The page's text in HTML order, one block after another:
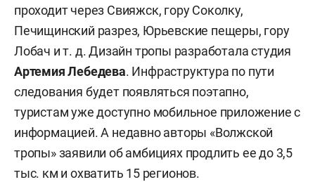
проходит через Свияжск, гору Соколку,
Печищинский разрез, Юрьевские пещеры, гору
Лобач и т. д. Дизайн тропы разработала студия
Артемия Лебедева. Инфраструктура по пути
следования будет появляться поэтапно,
туристам уже доступно мобильное приложение с
информацией. А недавно авторы «Волжской
тропы» заявили об амбициях продлить ее до 3,5
тыс. км и охватить 15 регионов.